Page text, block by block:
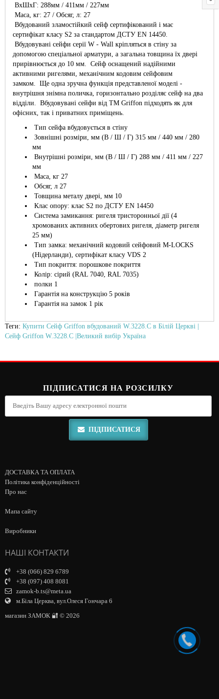
ВxШxГ: 288мм / 411мм / 227мм
Маса, кг: 27 / Обсяг, л: 27
Вбудований зламостійкий сейф сертифікований і має
сертифікат класу S2 за стандартом ДСТУ EN 14450.
Вбудовувані сейфи серії W - Wall кріпляться в стіну за
допомогою спеціальної арматури, а загальна товщина їх двері
прирівнюється до 10 мм. Сейф оснащений надійними
активними ригелями, механічним кодовим сейфовим
замком. Ще одна зручна функція представленої моделі -
внутрішня знімна поличка, горизонтально розділяє сейф на два
відділи. Вбудовувані сейфи від ТМ Griffon підходять як для
офісних, так і приватних приміщень.
Тип сейфа вбудовується в стіну
Зовнішні розміри, мм (В / Ш / Г) 315 мм / 440 мм / 280
мм
Внутрішні розміри, мм (В / Ш / Г) 288 мм / 411 мм / 227
мм
Маса, кг 27
Обсяг, л 27
Товщина металу двері, мм 10
Клас опору: клас S2 по ДСТУ EN 14450
Система замикання: ригеля тристоронньої дії (4
хромованих активних обертових ригеля, діаметр ригеля
25 мм)
Тип замка: механічний кодовий сейфовий M-LOCKS
(Нідерланди), сертифікат класу VDS 2
Тип покриття: порошкове покриття
Колір: сірий (RAL 7040, RAL 7035)
полки 1
Гарантія на конструкцію 5 років
Гарантія на замок 1 рік
Теги: Купити Сейф Griffon вбудований W.3228.C в Білій Церкві |
Сейф Griffon W.3228.C |Великий вибір Україна
ПІДПИСАТИСЯ НА РОЗСИЛКУ
ПІДПИСАТИСЯ
ДОСТАВКА ТА ОПЛАТА
Політика конфіденційності
Про нас
Мапа сайту
Виробники
НАШІ КОНТАКТИ
+38 (066) 829 6789
+38 (097) 408 8081
zamok-b.ts@meta.ua
м.Біла Церква, вул.Олеся Гончара 6
магазин ЗАМОК 🔐 © 2026